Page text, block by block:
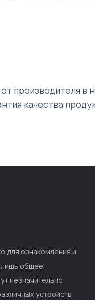
производителя
качества
для ознакомления и
лишь общее
незначительно
устройств.